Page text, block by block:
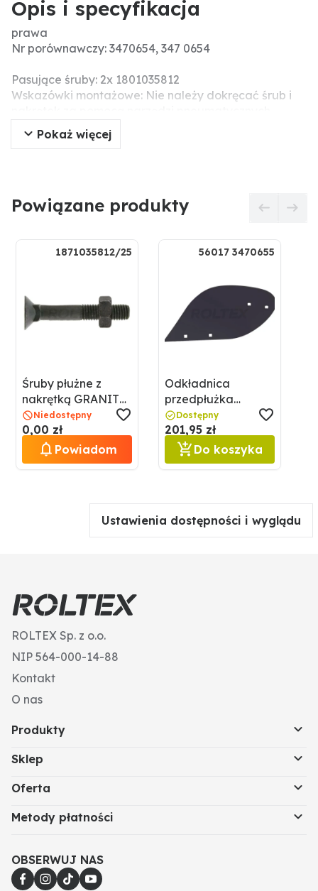
Opis i specyfikacja
prawa
Nr porównawczy: 3470654, 347 0654
Pasujące śruby: 2x 1801035812
Wskazówki montażowe: Nie należy dokręcać śrub i
ponieważ może to prowadzić do uszkodzenia części
roboczej (pęknięcia naprężeniowe).
Pokaż więcej
Powiązane produkty
1871035812/25
Śruby płużne z
nakrętką GRANIT
1871035812/25
Niedostępny
0,00 zł
Powiadom
56017 3470655
Odkładnica
przedpłużka
GRANIT 56017
3470655
Dostępny
201,95 zł
Do koszyka
Ustawienia dostępności i wyglądu
ROLTEX Sp. z o.o.
NIP 564-000-14-88
Kontakt
O nas
Produkty
Sklep
Oferta
Metody płatności
OBSERWUJ NAS